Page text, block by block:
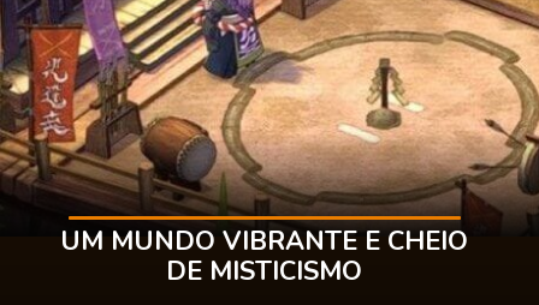
UM MUNDO VIBRANTE E CHEIO
DE MISTICISMO